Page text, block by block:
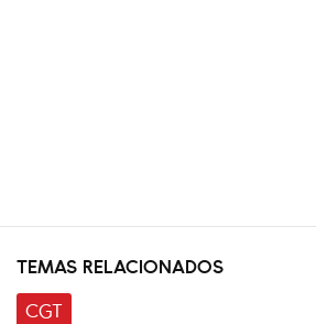
TEMAS RELACIONADOS
CGT